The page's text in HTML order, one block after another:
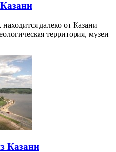
далеко от Казани
территория, музеи
Казани